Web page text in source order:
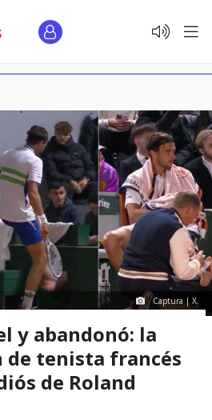
Captura | X.
y abandonó: la
tenista francés
de Roland